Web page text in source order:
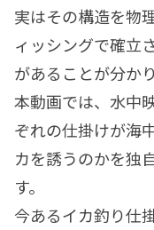
実はその構造を物
ィッシングで確立
があることが分か
本動画では、水中
ぞれの仕掛けが海
カを誘うのかを独
す。
今あるイカ釣り仕